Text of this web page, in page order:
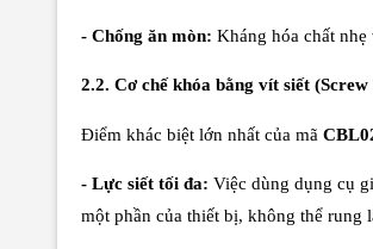
- Chống ăn mòn: Kháng hóa chất
2.2. Cơ chế khóa bằng vít siết
Điểm khác biệt lớn nhất của mã
- Lực siết tối đa: Việc dùng dụng cụ
một phần của thiết bị, không thể rung